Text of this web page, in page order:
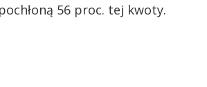
56 proc. tej kwoty.